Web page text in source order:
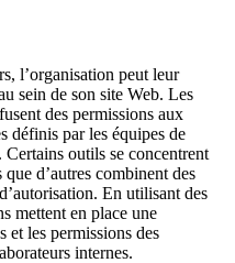
l’organisation peut leur
sein de son site Web. Les
des permissions aux
définis par les équipes de
Certains outils se concentrent
d’autres combinent des
En utilisant des
mettent en place une
et les permissions des
internes.